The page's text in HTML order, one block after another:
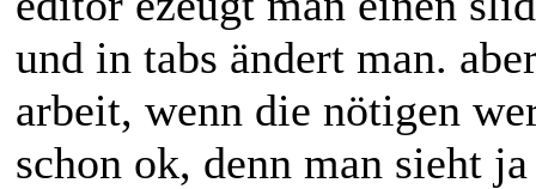
und in tabs ändert man.
arbeit, wenn die nötigen
schon ok, denn man sieht